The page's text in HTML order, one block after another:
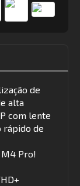
de
alta
com lente
rápido de
M4 Pro!